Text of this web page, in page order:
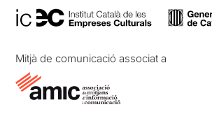
Mitjà de comunicació associat a